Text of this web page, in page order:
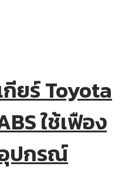
กียร์ Toyota
ใช้เฟือง
อุปกรณ์